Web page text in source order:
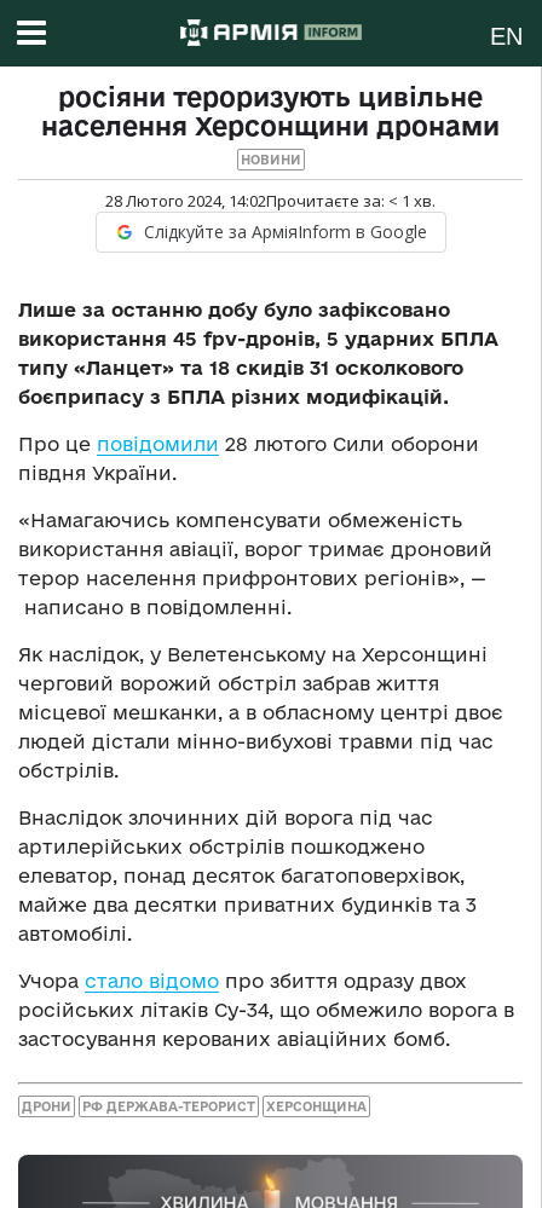
EN
росіяни тероризують цивільне
населення Херсонщини дронами
НОВИНИ
28 Лютого 2024, 14:02Прочитаєте за: < 1 хв.
Слідкуйте за АрміяInform в Google
Лише за останню добу було зафіксовано
використання 45 fpv-дронів, 5 ударних БПЛА
типу «Ланцет» та 18 скидів 31 осколкового
боєприпасу з БПЛА різних модифікацій.
Про це повідомили 28 лютого Сили оборони
півдня України.
«Намагаючись компенсувати обмеженість
використання авіації, ворог тримає дроновий
терор населення прифронтових регіонів», —
написано в повідомленні.
Як наслідок, у Велетенському на Херсонщині
черговий ворожий обстріл забрав життя
місцевої мешканки, а в обласному центрі двоє
людей дістали мінно-вибухові травми під час
обстрілів.
Внаслідок злочинних дій ворога під час
артилерійських обстрілів пошкоджено
елеватор, понад десяток багатоповерхівок,
майже два десятки приватних будинків та 3
автомобілі.
Учора стало відомо про збиття одразу двох
російських літаків Су-34, що обмежило ворога в
застосування керованих авіаційних бомб.
ДРОНИ РФ ДЕРЖАВА-ТЕРОРИСТ ХЕРСОНЩИНА